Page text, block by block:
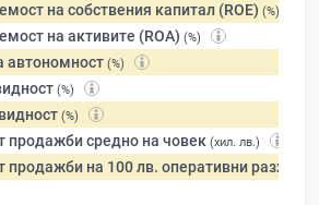
на собствения капитал (ROE) (%)
на активите (ROA) (%)
автономност (%)
(%)
(%)
продажби средно на човек (хил. лв.)
продажби на 100 лв. оперативни разходи